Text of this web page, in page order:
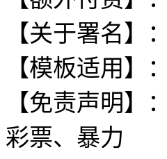
【关于署名】
【模板适用】
【免责声明】
彩票、暴力